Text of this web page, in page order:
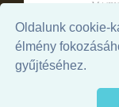
Oldalunk cookie-
élmény
gyűjtéséhez.